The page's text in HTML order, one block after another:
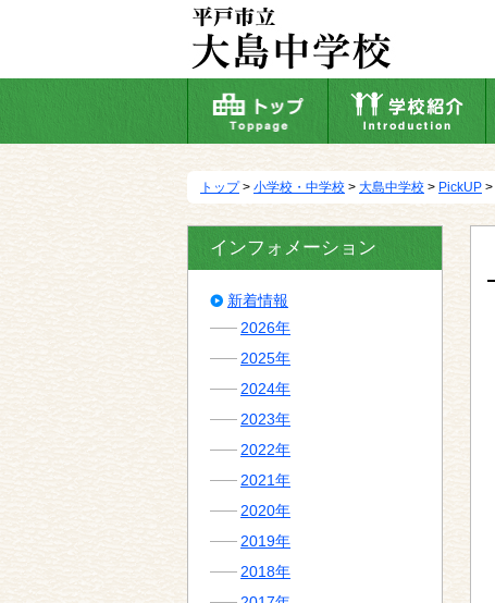
動
トップ> 小学校・中学校 > 大島中学校 > PickUP >
インフォメーション
新着情報
2026年
2025年
2024年
2023年
2022年
2021年
2020年
2019年
2018年